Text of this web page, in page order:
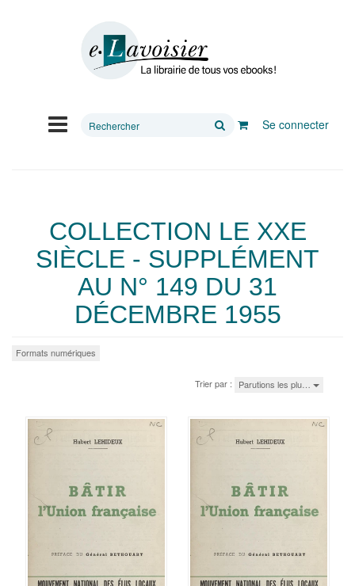
Rechercher
Se connecter
COLLECTION LE XXE
SIÈCLE - SUPPLÉMENT
AU N° 149 DU 31
DÉCEMBRE 1955
Formats numériques
Trier par : Parutions les plu…